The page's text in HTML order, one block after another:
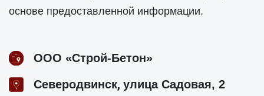
основе предоставленной информации.
ООО «Строй-Бетон»
Северодвинск, улица Садовая, 2